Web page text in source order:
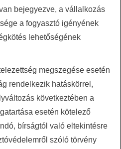
bejegyezve, a vállalkozás
a fogyasztó igényének
lehetőségének
megszegése esetén
rendelkezik hatáskörrel,
következtében a
esetén kötelező
bírságtól való eltekintésre
szóló törvény